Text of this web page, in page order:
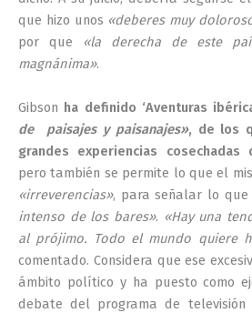
que hizo unos «deberes muy
por que
«la derecha de este
magnánima».
Gibson ha definido ‘Aventuras
de paisajes y paisanajes», de los
grandes experiencias
pero también se permite lo que el
«irreverencias», para señalar lo que
intenso de los bares». «Hay una
al prójimo. Todo el mundo quiere
comentado. Considera que ese
ámbito político y ha puesto como
debate del programa de televisión